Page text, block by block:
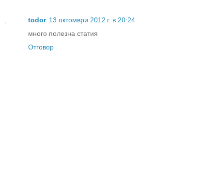
todor 13 октомври 2012 г. в 20:24
много полезна статия
Отговор